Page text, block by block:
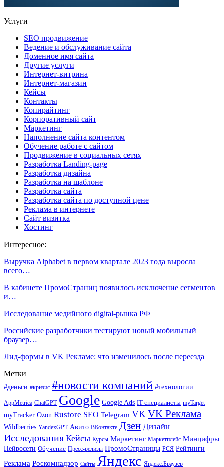
Услуги
SEO продвижение
Ведение и обслуживание сайта
Доменное имя сайта
Другие услуги
Интернет-витрина
Интернет-магазин
Кейсы
Контакты
Копирайтинг
Корпоративный сайт
Маркетинг
Наполнение сайта контентом
Обучение работе с сайтом
Продвижение в социальных сетях
Разработка Landing-page
Разработка дизайна
Разработка на шаблоне
Разработка сайта
Разработка сайта по доступной цене
Реклама в интернете
Сайт визитка
Хостинг
Интересное:
Выручка Alphabet в первом квартале 2023 года выросла
всего…
В кабинете ПромоСтраниц появилось исключение сегментов
и…
Исследование медийного digital-рынка РФ
Российские разработчики тестируют новый мобильный
браузер…
Лид-формы в VK Рекламе: что изменилось после переезда
Метки
#деньги #кризис #новости компаний #технологии
AppMetrica ChatGPT Google Google Ads IT-специалисты myTarget
myTracker Ozon Rustore SEO Telegram VK VK Реклама
Wildberries YandexGPT Авито ВКонтакте Дзен Дизайн
Исследования Кейсы Курсы Маркетинг Маркетплейс Минцифры
Нейросети Обучение Пресс-релизы ПромоСтраницы РСЯ Рейтинги
Реклама Роскомнадзор Сайты Яндекс Яндекс.Браузер